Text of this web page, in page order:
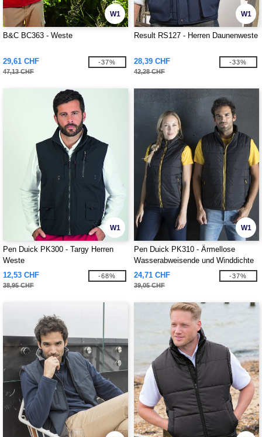
W1
B&C BC363 - Weste
29,61 CHF
47,13 CHF
-37%
W1
Result RS127 - Herren Daunenweste
28,39 CHF
42,28 CHF
-33%
W1
Pen Duick PK300 - Targy Herren
Weste
12,53 CHF
38,95 CHF
-68%
W1
Pen Duick PK310 - Ärmellose
Wasserabweisende und Winddichte
Daunenjacke für Herren
24,71 CHF
39,05 CHF
-37%